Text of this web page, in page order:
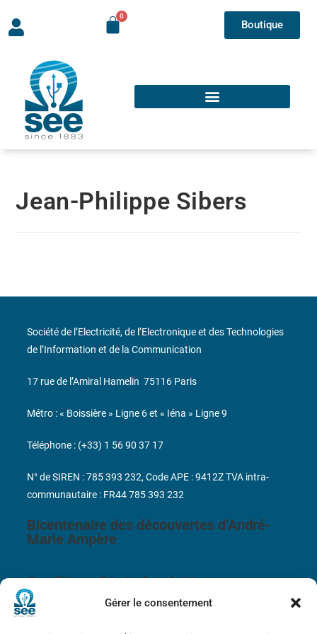
Gérer le consentement
Boutique
Jean-Philippe Sibers
Bicentenaire des découvertes d’André-
Marie Ampère
Conditions Générales de Vente
Société de l’Electricité, de l’Electronique et des Technologies
de l’Information et de la Communication
17 rue de l’Amiral Hamelin 75116 Paris
Métro : « Boissière » Ligne 6 et « Iéna » Ligne 9
Téléphone : (+33) 1 56 90 37 17
N° de SIREN : 785 393 232, Code APE : 9412Z TVA intra-
communautaire : FR44 785 393 232